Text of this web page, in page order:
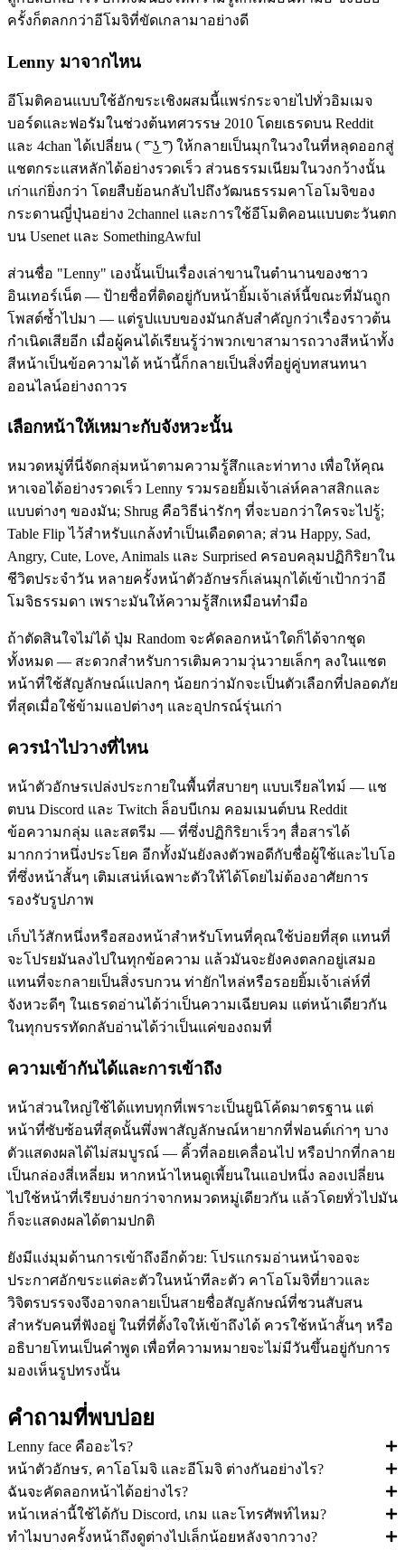
ครั้งก็ตลกกว่าอีโมจิที่ขัดเกลามาอย่างดี
Lenny มาจากไหน
อีโมติคอนแบบใช้อักขระเชิงผสมนี้แพร่กระจายไปทั่วอิมเมจ
บอร์ดและฟอรัมในช่วงต้นทศวรรษ 2010 โดยเธรดบน Reddit
และ 4chan ได้เปลี่ยน ( ͡° ͜ʖ ͡°) ให้กลายเป็นมุกในวงในที่หลุดออกสู่
แชตกระแสหลักได้อย่างรวดเร็ว ส่วนธรรมเนียมในวงกว้างนั้น
เก่าแก่ยิ่งกว่า โดยสืบย้อนกลับไปถึงวัฒนธรรมคาโอโมจิของ
กระดานญี่ปุ่นอย่าง 2channel และการใช้อีโมติคอนแบบตะวันตก
บน Usenet และ SomethingAwful
ส่วนชื่อ "Lenny" เองนั้นเป็นเรื่องเล่าขานในตำนานของชาว
อินเทอร์เน็ต — ป้ายชื่อที่ติดอยู่กับหน้ายิ้มเจ้าเล่ห์นี้ขณะที่มันถูก
โพสต์ซ้ำไปมา — แต่รูปแบบของมันกลับสำคัญกว่าเรื่องราวต้น
กำเนิดเสียอีก เมื่อผู้คนได้เรียนรู้ว่าพวกเขาสามารถวางสีหน้าทั้ง
สีหน้าเป็นข้อความได้ หน้านี้ก็กลายเป็นสิ่งที่อยู่คู่บทสนทนา
ออนไลน์อย่างถาวร
เลือกหน้าให้เหมาะกับจังหวะนั้น
หมวดหมู่ที่นี่จัดกลุ่มหน้าตามความรู้สึกและท่าทาง เพื่อให้คุณ
หาเจอได้อย่างรวดเร็ว Lenny รวมรอยยิ้มเจ้าเล่ห์คลาสสิกและ
แบบต่างๆ ของมัน; Shrug คือวิธีน่ารักๆ ที่จะบอกว่าใครจะไปรู้;
Table Flip ไว้สำหรับแกล้งทำเป็นเดือดดาล; ส่วน Happy, Sad,
Angry, Cute, Love, Animals และ Surprised ครอบคลุมปฏิกิริยาใน
ชีวิตประจำวัน หลายครั้งหน้าตัวอักษรก็เล่นมุกได้เข้าเป้ากว่าอี
โมจิธรรมดา เพราะมันให้ความรู้สึกเหมือนทำมือ
ถ้าตัดสินใจไม่ได้ ปุ่ม Random จะคัดลอกหน้าใดก็ได้จากชุด
ทั้งหมด — สะดวกสำหรับการเติมความวุ่นวายเล็กๆ ลงในแชต
หน้าที่ใช้สัญลักษณ์แปลกๆ น้อยกว่ามักจะเป็นตัวเลือกที่ปลอดภัย
ที่สุดเมื่อใช้ข้ามแอปต่างๆ และอุปกรณ์รุ่นเก่า
ควรนำไปวางที่ไหน
หน้าตัวอักษรเปล่งประกายในพื้นที่สบายๆ แบบเรียลไทม์ — แช
ตบน Discord และ Twitch ล็อบบีเกม คอมเมนต์บน Reddit
ข้อความกลุ่ม และสตรีม — ที่ซึ่งปฏิกิริยาเร็วๆ สื่อสารได้
มากกว่าหนึ่งประโยค อีกทั้งมันยังลงตัวพอดีกับชื่อผู้ใช้และไบโอ
ที่ซึ่งหน้าสั้นๆ เติมเสน่ห์เฉพาะตัวให้ได้โดยไม่ต้องอาศัยการ
รองรับรูปภาพ
เก็บไว้สักหนึ่งหรือสองหน้าสำหรับโทนที่คุณใช้บ่อยที่สุด แทนที่
จะโปรยมันลงไปในทุกข้อความ แล้วมันจะยังคงตลกอยู่เสมอ
แทนที่จะกลายเป็นสิ่งรบกวน ท่ายักไหล่หรือรอยยิ้มเจ้าเล่ห์ที่
จังหวะดีๆ ในเธรดอ่านได้ว่าเป็นความเฉียบคม แต่หน้าเดียวกัน
ในทุกบรรทัดกลับอ่านได้ว่าเป็นแค่ของถมที่
ความเข้ากันได้และการเข้าถึง
หน้าส่วนใหญ่ใช้ได้แทบทุกที่เพราะเป็นยูนิโค้ดมาตรฐาน แต่
หน้าที่ซับซ้อนที่สุดนั้นพึ่งพาสัญลักษณ์หายากที่ฟอนต์เก่าๆ บาง
ตัวแสดงผลได้ไม่สมบูรณ์ — คิ้วที่ลอยเคลื่อนไป หรือปากที่กลาย
เป็นกล่องสี่เหลี่ยม หากหน้าไหนดูเพี้ยนในแอปหนึ่ง ลองเปลี่ยน
ไปใช้หน้าที่เรียบง่ายกว่าจากหมวดหมู่เดียวกัน แล้วโดยทั่วไปมัน
ก็จะแสดงผลได้ตามปกติ
ยังมีแง่มุมด้านการเข้าถึงอีกด้วย: โปรแกรมอ่านหน้าจอจะ
ประกาศอักขระแต่ละตัวในหน้าทีละตัว คาโอโมจิที่ยาวและ
วิจิตรบรรจงจึงอาจกลายเป็นสายชื่อสัญลักษณ์ที่ชวนสับสน
สำหรับคนที่ฟังอยู่ ในที่ที่ตั้งใจให้เข้าถึงได้ ควรใช้หน้าสั้นๆ หรือ
อธิบายโทนเป็นคำพูด เพื่อที่ความหมายจะไม่มีวันขึ้นอยู่กับการ
มองเห็นรูปทรงนั้น
คำถามที่พบบ่อย
Lenny face คืออะไร?
หน้าตัวอักษร, คาโอโมจิ และอีโมจิ ต่างกันอย่างไร?
ฉันจะคัดลอกหน้าได้อย่างไร?
หน้าเหล่านี้ใช้ได้กับ Discord, เกม และโทรศัพท์ไหม?
ทำไมบางครั้งหน้าถึงดูต่างไปเล็กน้อยหลังจากวาง?